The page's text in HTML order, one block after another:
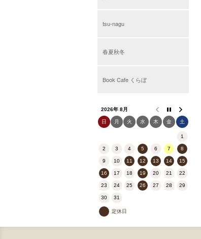
tsu-nagu
春夏秋冬
Book Cafe くらぼ
2026年 8月
日 月 火 水 木 金 土
1
2 3 4 5 6 7 8
9 10 11 12 13 14 15
16 17 18 19 20 21 22
23 24 25 26 27 28 29
30 31
定休日